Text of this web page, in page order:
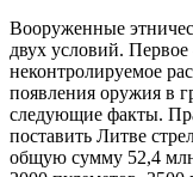
Вооруженные
двух условий.
неконтролируемое
появления оружия в
следующие факты.
поставить Литве
общую сумму 52,4